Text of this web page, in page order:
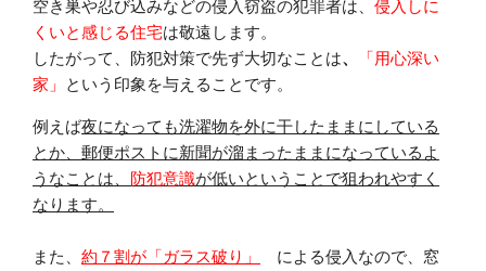
空き巣や忍び込みなどの侵入窃盗の犯罪者は、 侵入しに
くいと感じる住宅は敬遠します。
したがって、防犯対策で先ず大切なことは、
「用心深い
家」
という印象を与えることです。
例えば夜になっても洗濯物を外に干したままにしている
とか、郵便ポストに新聞が溜まったままになっているよ
うなことは、 防犯意識が低いということで狙われやすく
なります。
また、 約７割が「ガラス破り」
による侵入なので、窓